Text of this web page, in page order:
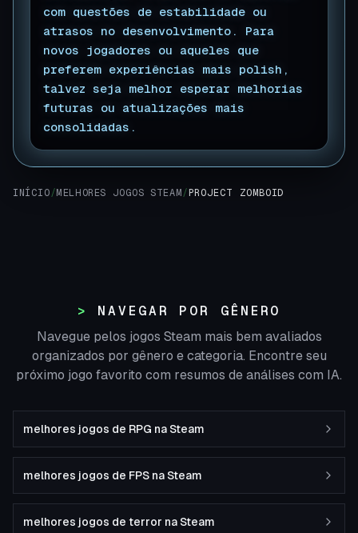
com questões de estabilidade ou
atrasos no desenvolvimento. Para
novos jogadores ou aqueles que
preferem experiências mais polish,
talvez seja melhor esperar melhorias
futuras ou atualizações mais
consolidadas.
INÍCIO / MELHORES JOGOS STEAM / PROJECT ZOMBOID
NAVEGAR POR GÊNERO
Navegue pelos jogos Steam mais bem avaliados
organizados por gênero e categoria. Encontre seu
próximo jogo favorito com resumos de análises com IA.
melhores jogos de RPG na Steam
melhores jogos de FPS na Steam
melhores jogos de terror na Steam